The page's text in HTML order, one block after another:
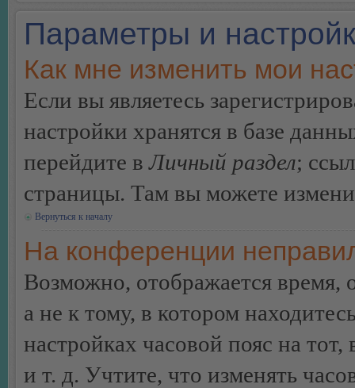
Параметры и
Как мне изменить мои
Если вы являетесь
настройки хранятся в базе
перейдите вЛичный раздел;
страницы. Там вы можете
Вернуться к началу
На конференции
Возможно, отображается время,
а не к тому, в котором
настройках часовой пояс на
и т. д. Учтите, что изменять